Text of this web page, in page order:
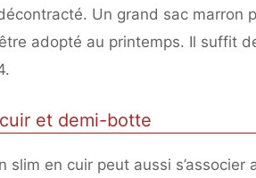
Un grand sac marron
adopté au printemps. Il suffit
et demi-botte
slim en cuir peut aussi